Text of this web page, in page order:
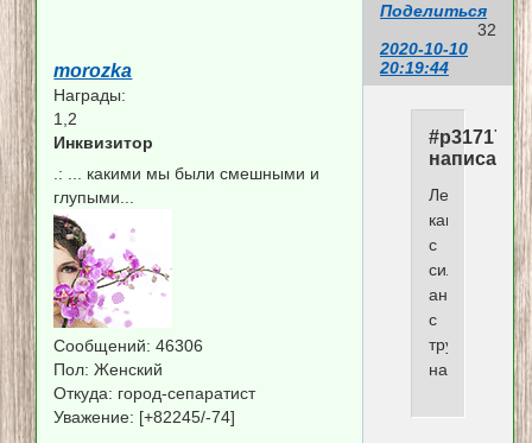
Поделиться
32
2020-10-10
20:19:44
morozka
Награды:
1,2
Инквизитор
.: ... какими мы были смешными и
глупыми...
Сообщений: 46306
Пол: Женский
Откуда: город-сепаратист
Уважение: [+82245/-74]
Лечат
с
сильными
с
трудным
названием.